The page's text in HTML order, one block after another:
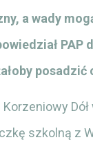
a wady
PAP
posadzić
szkolną z